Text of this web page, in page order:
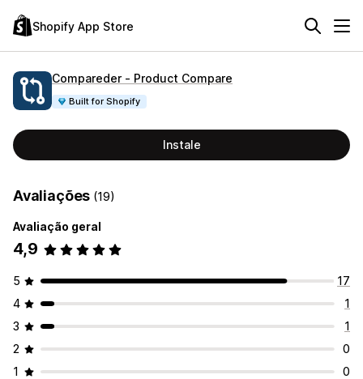
Shopify App Store
Compareder ‑ Product Compare
Built for Shopify
Instale
Avaliações (19)
Avaliação geral
4,9
5
17
4
1
3
1
2
0
1
0